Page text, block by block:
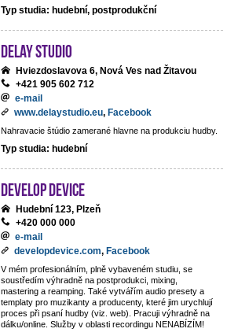
Typ studia: hudební, postprodukční
DeLay studio
Hviezdoslavova 6, Nová Ves nad Žitavou
+421 905 602 712
e-mail
www.delaystudio.eu, Facebook
Nahravacie štúdio zamerané hlavne na produkciu hudby.
Typ studia: hudební
Develop Device
Hudební 123, Plzeň
+420 000 000
e-mail
developdevice.com, Facebook
V mém profesionálním, plně vybaveném studiu, se
soustředím výhradně na postprodukci, mixing,
mastering a reamping. Také vytvářím audio presety a
templaty pro muzikanty a producenty, které jim urychlují
proces při psaní hudby (viz. web). Pracuji výhradně na
dálku/online. Služby v oblasti recordingu NENABÍZÍM!